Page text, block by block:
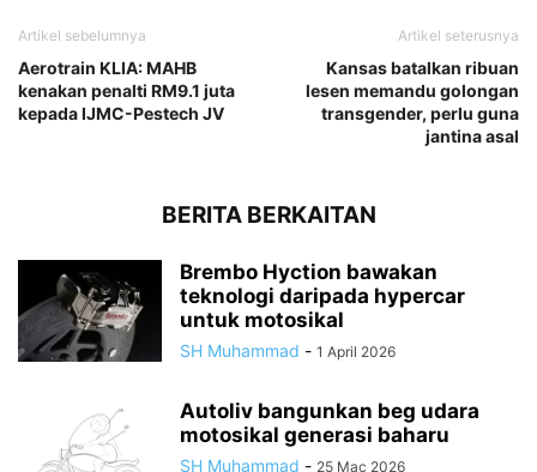
Artikel sebelumnya
Aerotrain KLIA: MAHB
kenakan penalti RM9.1 juta
kepada IJMC-Pestech JV
Artikel seterusnya
Kansas batalkan ribuan
lesen memandu golongan
transgender, perlu guna
jantina asal
BERITA BERKAITAN
Brembo Hyction bawakan
teknologi daripada hypercar
untuk motosikal
SH Muhammad - 1 April 2026
Autoliv bangunkan beg udara
motosikal generasi baharu
SH Muhammad - 25 Mac 2026